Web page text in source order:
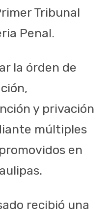
Tribunal
Penal.
la órden de
y privación
múltiples
en
recibió una